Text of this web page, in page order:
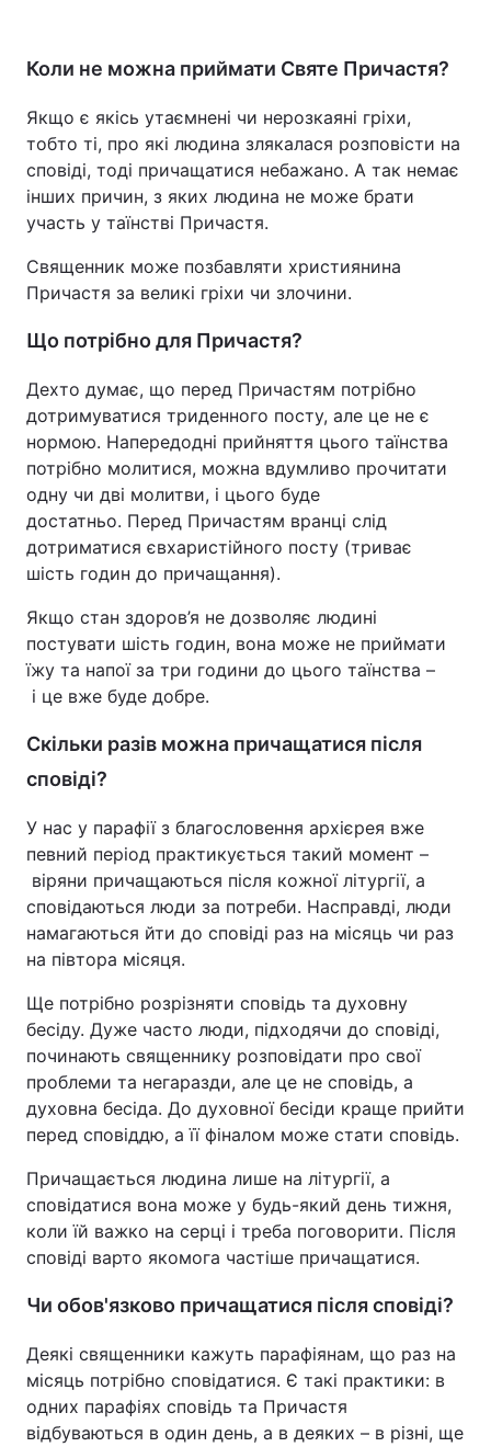
Коли не можна приймати Святе Причастя?
Якщо є якісь утаємнені чи нерозкаяні гріхи,
тобто ті, про які людина злякалася розповісти на
сповіді, тоді причащатися небажано. А так немає
інших причин, з яких людина не може брати
участь у таїнстві Причастя.
Священник може позбавляти християнина
Причастя за великі гріхи чи злочини.
Що потрібно для Причастя?
Дехто думає, що перед Причастям потрібно
дотримуватися триденного посту, але це не є
нормою. Напередодні прийняття цього таїнства
потрібно молитися, можна вдумливо прочитати
одну чи дві молитви, і цього буде
достатньо. Перед Причастям вранці слід
дотриматися євхаристійного посту (триває
шість годин до причащання).
Якщо стан здоров’я не дозволяє людині
постувати шість годин, вона може не приймати
їжу та напої за три години до цього таїнства –
і це вже буде добре.
Скільки разів можна причащатися після
сповіді?
У нас у парафії з благословення архієрея вже
певний період практикується такий момент –
віряни причащаються після кожної літургії, а
сповідаються люди за потреби. Насправді, люди
намагаються йти до сповіді раз на місяць чи раз
на півтора місяця.
Ще потрібно розрізняти сповідь та духовну
бесіду. Дуже часто люди, підходячи до сповіді,
починають священнику розповідати про свої
проблеми та негаразди, але це не сповідь, а
духовна бесіда. До духовної бесіди краще прийти
перед сповіддю, а її фіналом може стати сповідь.
Причащається людина лише на літургії, а
сповідатися вона може у будь-який день тижня,
коли їй важко на серці і треба поговорити. Після
сповіді варто якомога частіше причащатися.
Чи обов'язково причащатися після сповіді?
Деякі священники кажуть парафіянам, що раз на
місяць потрібно сповідатися. Є такі практики: в
одних парафіях сповідь та Причастя
відбуваються в один день, а в деяких – в різні, ще